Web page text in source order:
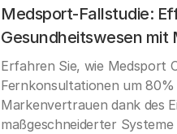
Medsport-Fallstudie:
Gesundheitswesen mit
Erfahren Sie, wie Medsport
Fernkonsultationen um
Markenvertrauen dank des
maßgeschneiderter